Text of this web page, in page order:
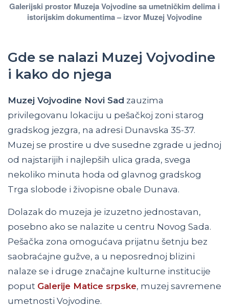
Galerijski prostor Muzeja Vojvodine sa umetničkim delima i
istorijskim dokumentima – izvor Muzej Vojvodine
Gde se nalazi Muzej Vojvodine
i kako do njega
Muzej Vojvodine Novi Sad zauzima
privilegovanu lokaciju u pešačkoj zoni starog
gradskog jezgra, na adresi Dunavska 35-37.
Muzej se prostire u dve susedne zgrade u jednoj
od najstarijih i najlepših ulica grada, svega
nekoliko minuta hoda od glavnog gradskog
Trga slobode i živopisne obale Dunava.
Dolazak do muzeja je izuzetno jednostavan,
posebno ako se nalazite u centru Novog Sada.
Pešačka zona omogućava prijatnu šetnju bez
saobraćajne gužve, a u neposrednoj blizini
nalaze se i druge značajne kulturne institucije
poput Galerije Matice srpske, muzej savremene
umetnosti Vojvodine.